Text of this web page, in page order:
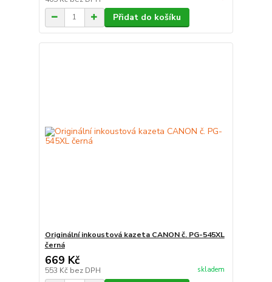
Přidat do košíku
Originální inkoustová kazeta CANON č. PG-545XL
černá
669 Kč
553 Kč bez DPH skladem